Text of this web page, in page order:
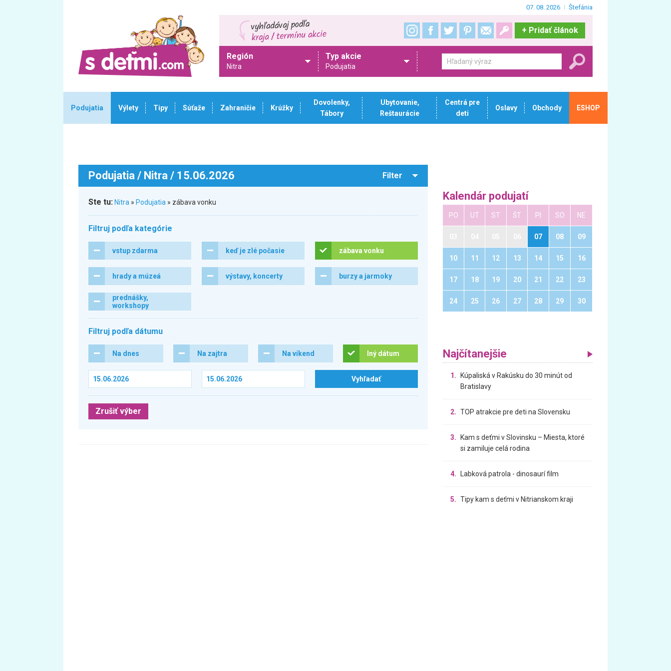
07. 08. 2026 Štefánia
+ Pridať článok
Región
Nitra
Typ akcie
Podujatia
Podujatia Výlety Tipy Súťaže Zahraničie Krúžky
Dovolenky,
Tábory
Ubytovanie,
Reštaurácie
Centrá pre
deti
Oslavy Obchody ESHOP
Podujatia / Nitra / 15.06.2026 Filter
Ste tu: Nitra » Podujatia » zábava vonku
Filtruj podľa kategórie
vstup zdarma keď je zlé počasie zábava vonku
hrady a múzeá výstavy, koncerty burzy a jarmoky
prednášky,
workshopy
Filtruj podľa dátumu
Na dnes Na zajtra Na víkend Iný dátum
Zrušiť výber
Kalendár podujatí
PO UT ST ŠT PI SO NE
07 08 09
10 11 12 13 14 15 16
17 18 19 20 21 22 23
24 25 26 27 28 29 30
Najčítanejšie
1.
Kúpaliská v Rakúsku do 30 minút od
Bratislavy
2. TOP atrakcie pre deti na Slovensku
3.
Kam s deťmi v Slovinsku – Miesta, ktoré
si zamiluje celá rodina
4. Labková patrola - dinosaurí film
5. Tipy kam s deťmi v Nitrianskom kraji